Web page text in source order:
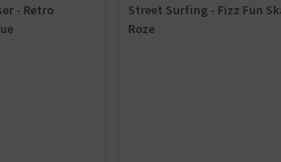
- Retro
Street Surfing - Fizz Fun
Roze